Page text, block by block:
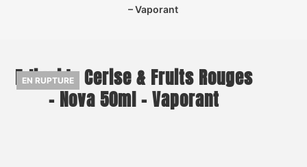
– Vaporant
E-liquide Cerise & Fruits Rouges
– Nova 50ml – Vaporant
EN RUPTURE